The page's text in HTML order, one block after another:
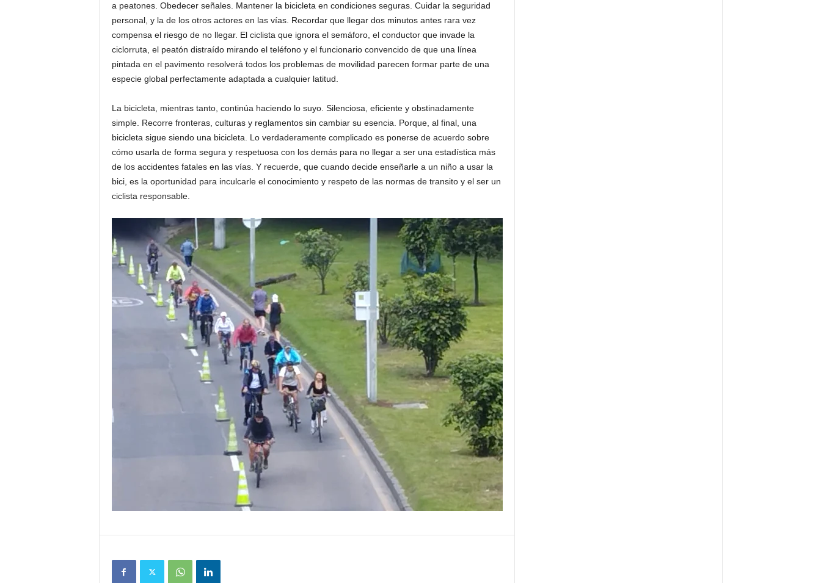
a peatones. Obedecer señales. Mantener la bicicleta en condiciones seguras. Cuidar la seguridad
personal, y la de los otros actores en las vías. Recordar que llegar dos minutos antes rara vez
compensa el riesgo de no llegar. El ciclista que ignora el semáforo, el conductor que invade la
ciclorruta, el peatón distraído mirando el teléfono y el funcionario convencido de que una línea
pintada en el pavimento resolverá todos los problemas de movilidad parecen formar parte de una
especie global perfectamente adaptada a cualquier latitud.
La bicicleta, mientras tanto, continúa haciendo lo suyo. Silenciosa, eficiente y obstinadamente
simple. Recorre fronteras, culturas y reglamentos sin cambiar su esencia. Porque, al final, una
bicicleta sigue siendo una bicicleta. Lo verdaderamente complicado es ponerse de acuerdo sobre
cómo usarla de forma segura y respetuosa con los demás para no llegar a ser una estadística más
de los accidentes fatales en las vías. Y recuerde, que cuando decide enseñarle a un niño a usar la
bici, es la oportunidad para inculcarle el conocimiento y respeto de las normas de transito y el ser un
ciclista responsable.